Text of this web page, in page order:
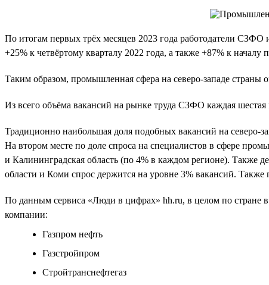
По итогам первых трёх месяцев 2023 года работодатели СЗФО
+25% к четвёртому кварталу 2022 года, а также +87% к началу
Таким образом, промышленная сфера на северо-западе страны
Из всего объёма вакансий на рынке труда СЗФО каждая
Традиционно наибольшая доля подобных вакансий на северо-
На втором месте по доле спроса на специалистов в сфере
и Калининградская область (по 4% в каждом регионе). Также
области и Коми спрос держится на уровне 3% вакансий.
По данным сервиса «Люди в цифрах» hh.ru, в целом по стране
компании:
Газпром нефть
Газстройпром
Стройтранснефтегаз